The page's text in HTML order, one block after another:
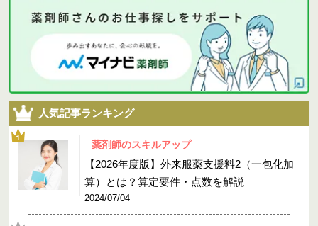
人気記事ランキング
薬剤師のスキルアップ
【2026年度版】外来服薬支援料2（一包化加
算）とは？算定要件・点数を解説
2024/07/04